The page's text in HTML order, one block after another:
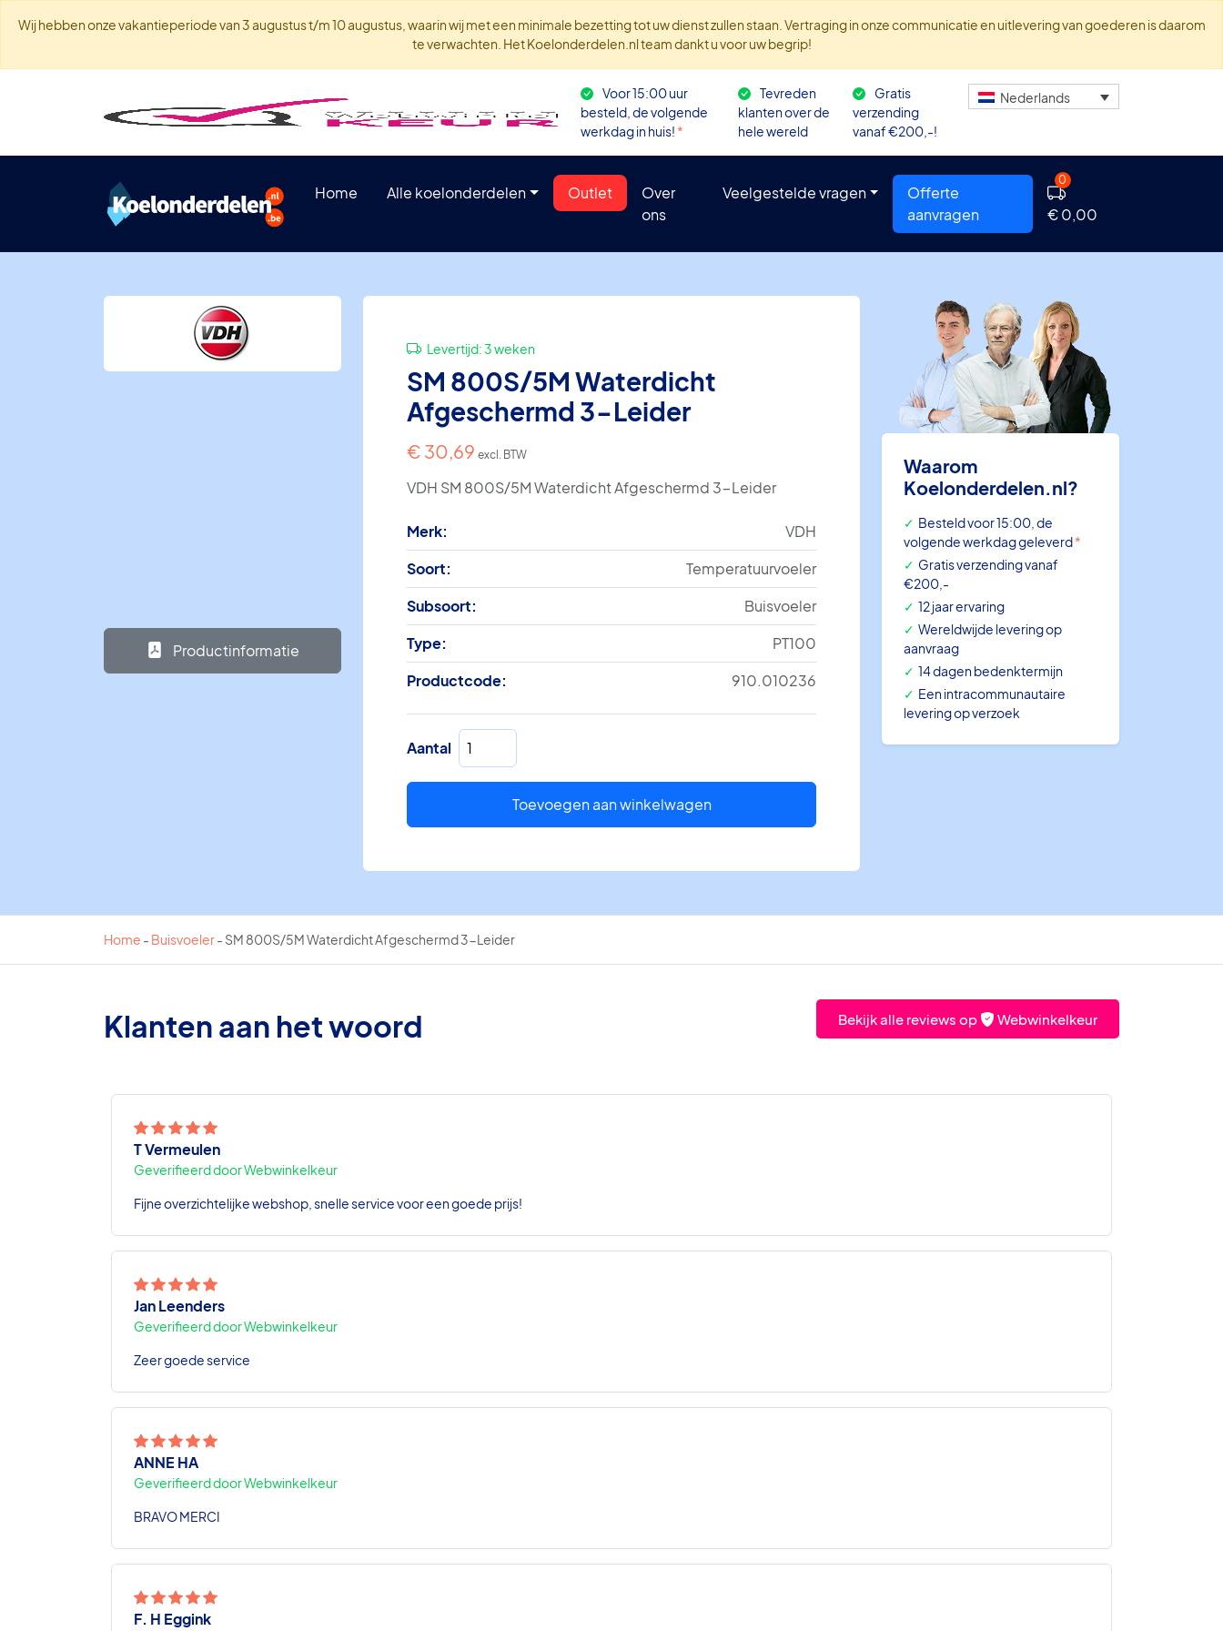
Wij hebben onze vakantieperiode van 3 augustus t/m 10 augustus, waarin wij met een minimale bezetting tot uw dienst zullen staan. Vertraging in onze communicatie en uitlevering van goederen is daarom
te verwachten. Het Koelonderdelen.nl team dankt u voor uw begrip!
Voor 15:00 uur
besteld, de volgende
werkdag in huis! *
Tevreden
klanten over de
hele wereld
Gratis
verzending
vanaf €200,-!
Nederlands
Home Alle koelonderdelen Outlet
Over
ons
Veelgestelde vragen
Offerte
aanvragen
0
€ 0,00
Productinformatie
Levertijd:3 weken
SM 800S/5M Waterdicht
Afgeschermd 3-Leider
€ 30,69 excl. BTW
VDH SM 800S/5M Waterdicht Afgeschermd 3-Leider
Merk:
VDH
Soort:
Temperatuurvoeler
Subsoort:
Buisvoeler
Type:
PT100
Productcode:
910.010236
Aantal SM
800S/5M
Waterdicht
Afgeschermd
3-
aantal
Toevoegen aan winkelwagen
Waarom
Koelonderdelen.nl?
Besteld voor 15:00, de
volgende werkdag geleverd*
Gratis verzending vanaf
€200,-
12 jaar ervaring
Wereldwijde levering op
aanvraag
14 dagen bedenktermijn
Een intracommunautaire
levering op verzoek
Home - Buisvoeler- SM 800S/5M Waterdicht Afgeschermd 3-Leider
Klanten aan het woord Bekijk alle reviews op Webwinkelkeur
T Vermeulen
Geverifieerd door Webwinkelkeur
Fijne overzichtelijke webshop, snelle service voor een goede prijs!
Jan Leenders
Geverifieerd door Webwinkelkeur
Zeer goede service
ANNE HA
Geverifieerd door Webwinkelkeur
BRAVO MERCI
F. H Eggink